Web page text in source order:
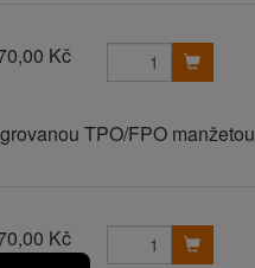
Kč
TPO/FPO manžetou
Kč